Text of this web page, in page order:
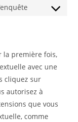
la première fois,
avec une
cliquez sur
autorisez à
que vous
comme